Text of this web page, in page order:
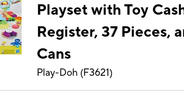
Playset with Toy
Register, 37 Pieces,
Cans
Play-Doh (F3621)